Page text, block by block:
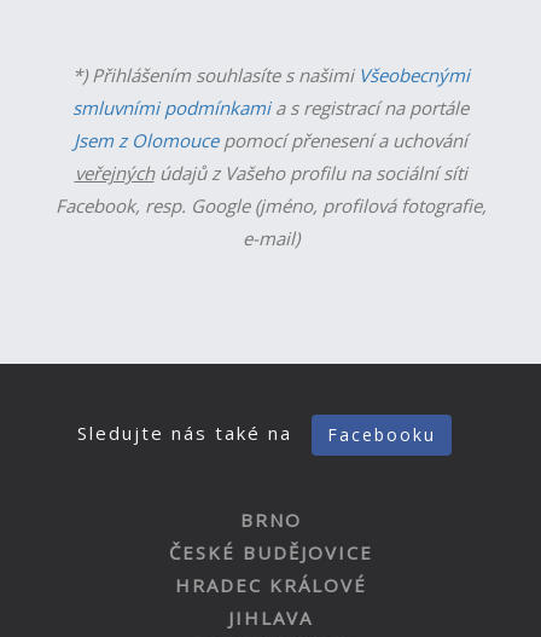
*) Přihlášením souhlasíte s našimi Všeobecnými
smluvními podmínkamia s registrací na portále
Jsem z Olomoucepomocí přenesení a uchování
veřejnýchúdajů z Vašeho profilu na sociální síti
Facebook, resp. Google (jméno, profilová fotografie,
e-mail)
Sledujte nás také na Facebooku
BRNO
ČESKÉ BUDĚJOVICE
HRADEC KRÁLOVÉ
JIHLAVA